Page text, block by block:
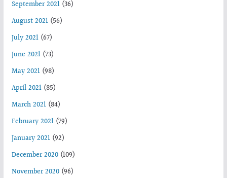
September 2021(36)
August 2021(56)
July 2021(67)
June 2021(73)
May 2021(98)
April 2021(85)
March 2021(84)
February 2021(79)
January 2021(92)
December 2020(109)
November 2020(96)